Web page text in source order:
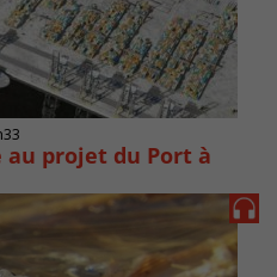
au projet du Port à